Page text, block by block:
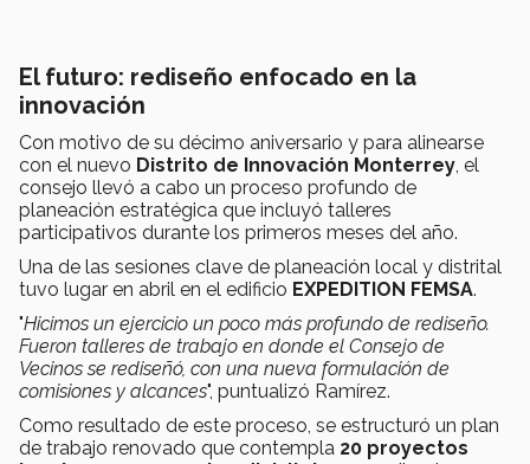
El futuro: rediseño enfocado en la
innovación
Con motivo de su décimo aniversario y para alinearse
con el nuevo Distrito de Innovación Monterrey, el
consejo llevó a cabo un proceso profundo de
planeación estratégica que incluyó talleres
participativos durante los primeros meses del año.
Una de las sesiones clave de planeación local y distrital
tuvo lugar en abril en el edificio EXPEDITION FEMSA.
"Hicimos un ejercicio un poco más profundo de rediseño.
Fueron talleres de trabajo en donde el Consejo de
Vecinos se rediseñó, con una nueva formulación de
comisiones y alcances", puntualizó Ramírez.
Como resultado de este proceso, se estructuró un plan
de trabajo renovado que contempla 20 proyectos